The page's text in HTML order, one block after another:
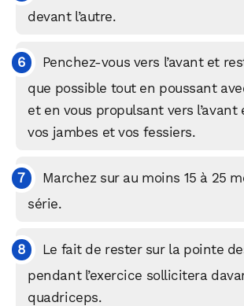
devant l’autre.
Penchez-vous vers l’avant et
que possible tout en poussant
et en vous propulsant vers
vos jambes et vos fessiers.
Marchez sur au moins 15 à 25
série.
Le fait de rester sur la pointe
pendant l’exercice sollicitera
quadriceps.